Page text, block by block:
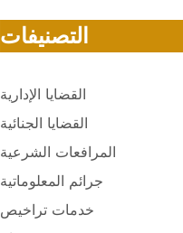
التصنيفات
القضايا الإدارية
القضايا الجنائية
المرافعات الشرعية
جرائم المعلوماتية
خدمات تراخيص